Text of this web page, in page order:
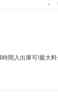
-
間入出庫可/最大